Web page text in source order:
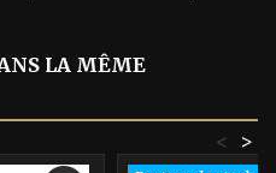
LA MÊME
>
<